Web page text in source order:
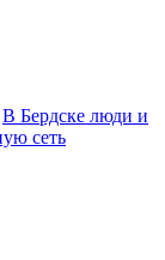
В Бердске люди и
сеть